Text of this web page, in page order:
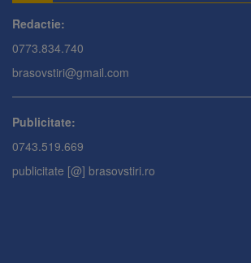
Redactie:
0773.834.740
brasovstiri@gmail.com
Publicitate:
0743.519.669
publicitate [@] brasovstiri.ro